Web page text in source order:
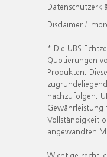
Disclaimer /
* Die UBS
Quotierungen
Produkten.
nachzufolgen.
Vollständigkeit
angewandten